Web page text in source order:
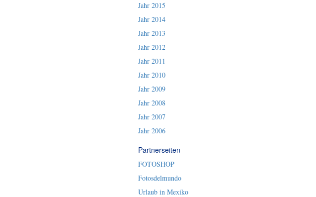
Jahr 2015
Jahr 2014
Jahr 2013
Jahr 2012
Jahr 2011
Jahr 2010
Jahr 2009
Jahr 2008
Jahr 2007
Jahr 2006
Partnerseiten
FOTOSHOP
Fotosdelmundo
Urlaub in Mexiko